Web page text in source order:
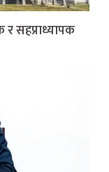
र सहप्राध्यापक